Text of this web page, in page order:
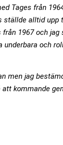
Tages från
ställde alltid upp
från 1967 och jag
och
men jag
kommande